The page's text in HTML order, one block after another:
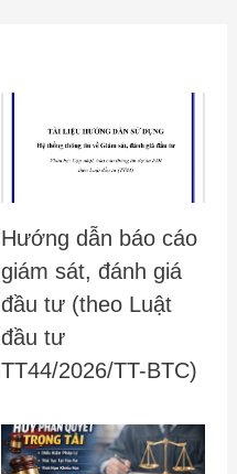
Hướng dẫn báo cáo
giám sát, đánh giá
đầu tư (theo Luật
đầu tư
TT44/2026/TT-BTC)